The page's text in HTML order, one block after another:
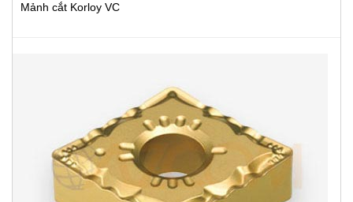
Mảnh cắt Korloy VC